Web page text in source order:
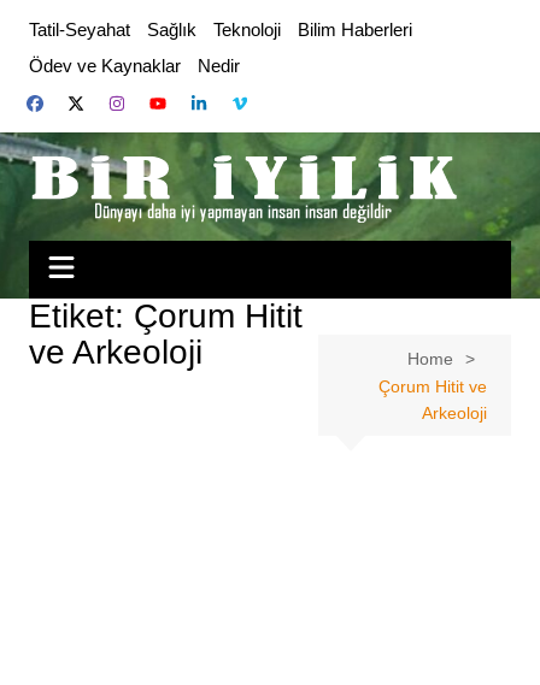
content
Tatil-Seyahat Sağlık Teknoloji
Bilim Haberleri
Ödev ve Kaynaklar
Nedir
Etiket: Çorum Hitit
ve Arkeoloji
Home
Çorum Hitit ve
Arkeoloji